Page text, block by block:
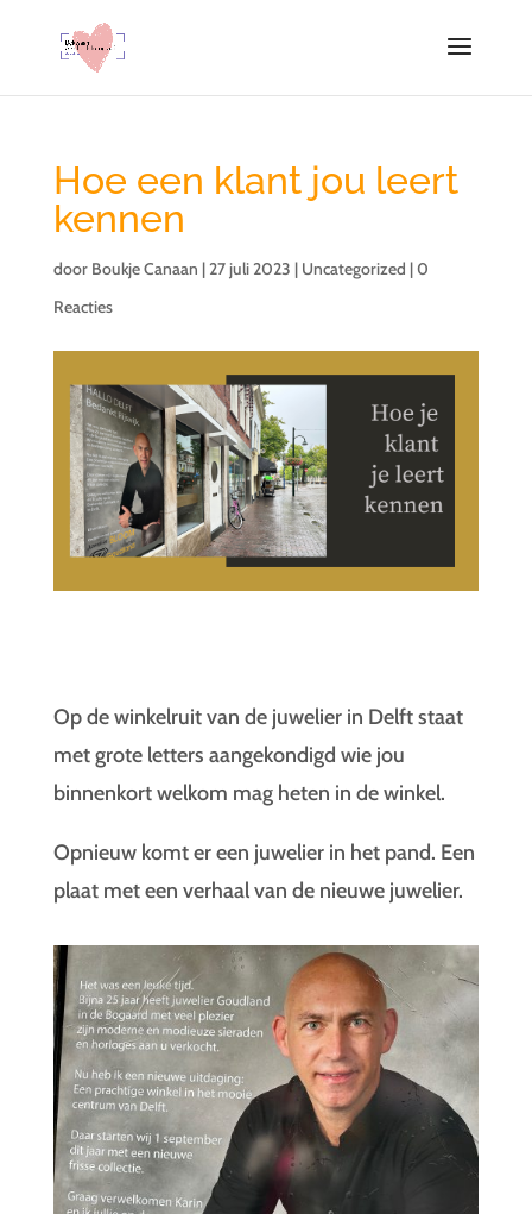
Hoe een klant jou leert
kennen
door Boukje Canaan |27 juli 2023 | Uncategorized |0
Reacties
Op de winkelruit van de juwelier in Delft staat
met grote letters aangekondigd wie jou
binnenkort welkom mag heten in de winkel.
Opnieuw komt er een juwelier in het pand. Een
plaat met een verhaal van de nieuwe juwelier.